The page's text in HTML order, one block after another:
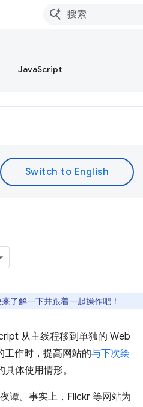
JavaScript
了解一下并跟着一起操作吧！
从主线程移到单独的 Web
工作时，提高网站的与下次绘
体使用情形。
谭。事实上，Flickr 等网站为